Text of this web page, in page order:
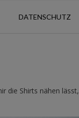
DATENSCHUTZ
die Shirts nähen lässt,